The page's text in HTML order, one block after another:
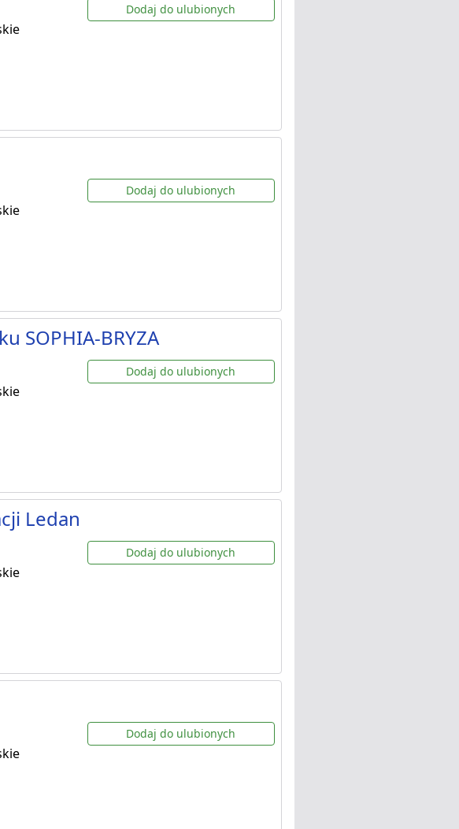
Dodaj do ulubionych
Dodaj do ulubionych
SOPHIA-BRYZA
Dodaj do ulubionych
Ledan
Dodaj do ulubionych
Dodaj do ulubionych